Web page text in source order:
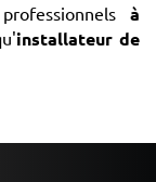
à
installateur de